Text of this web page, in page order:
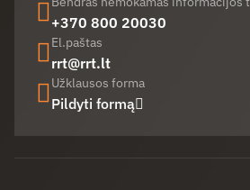
+370 800 20030
El.paštas
rrt@rrt.lt
Užklausos forma
Pildyti formą